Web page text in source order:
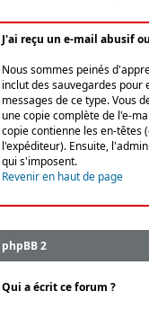
J'ai reçu un e-mail abusif
Nous sommes peinés
inclut des sauvegardes
messages de ce type. Vous
une copie complète de l'e-
copie contienne les en-têtes
l'expéditeur). Ensuite,
qui s'imposent.
Revenir en haut de page
phpBB 2
Qui a écrit ce forum ?